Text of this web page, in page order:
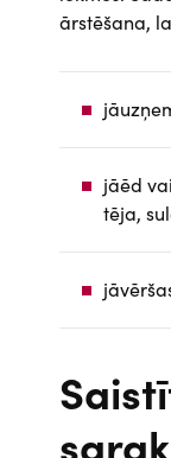
ārstēšana,
jāēd
tēja,